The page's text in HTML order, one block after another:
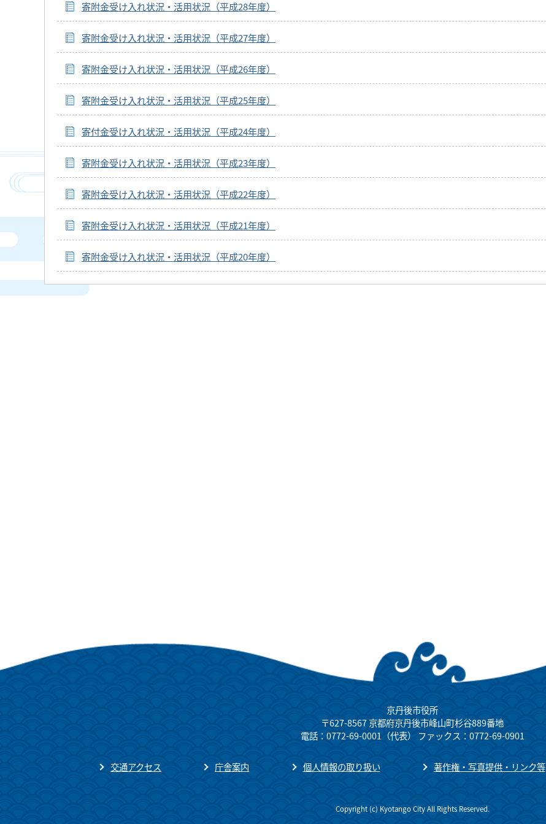
寄附金受け入れ状況・活用状況（平成28年度）
寄附金受け入れ状況・活用状況（平成27年度）
寄附金受け入れ状況・活用状況（平成26年度）
寄附金受け入れ状況・活用状況（平成25年度）
寄付金受け入れ状況・活用状況（平成24年度）
寄附金受け入れ状況・活用状況（平成23年度）
寄附金受け入れ状況・活用状況（平成22年度）
寄附金受け入れ状況・活用状況（平成21年度）
寄附金受け入れ状況・活用状況（平成20年度）
京丹後市役所
〒627-8567 京都府京丹後市峰山町杉谷889番地
電話：0772-69-0001（代表） ファックス：0772-69-0901
交通アクセス 庁舎案内 個人情報の取り扱い 著作権・写真提供・リンク等
Copyright (c) Kyotango City All Rights Reserved.